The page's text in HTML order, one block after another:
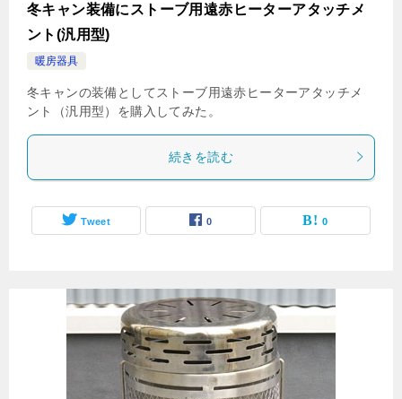
冬キャン装備にストーブ用遠赤ヒーターアタッチメ
ント(汎用型)
暖房器具
冬キャンの装備としてストーブ用遠赤ヒーターアタッチメ
ント（汎用型）を購入してみた。
続きを読む
Tweet 0 0